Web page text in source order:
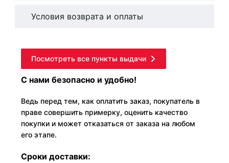
Условия возврата и оплаты
Посмотреть все пункты выдачи
С нами безопасно и удобно!
Ведь перед тем, как оплатить заказ, покупатель в
праве совершить примерку, оценить качество
покупки и может отказаться от заказа на любом
его этапе.
Сроки доставки: